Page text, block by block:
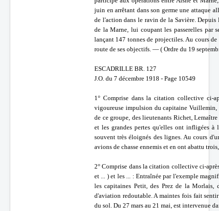
juin en arrêtant dans son germe une attaque
de l'action dans le ravin de la Savière.
de la Marne, lui coupant les passerelles par
lançant 147 tonnes de projectiles. Au cours
route de ses objectifs. — ( Ordre du 19
ESCADRILLE BR. 127
J.O. du 7 décembre 1918 - Page 10549
1° Comprise dans la citation collective ci-
vigoureuse impulsion du capitaine Vuillemin,
de ce groupe, des lieutenants Richet,
et les grandes pertes qu'elles ont infligées
souvent très éloignés des lignes. Au cours
avions de chasse ennemis et en ont abattu
2° Comprise dans la citation collective ci-
et ... ) et les ... : Entraînée par l'exemple
les capitaines Petit, des Prez de la Morlais,
d'aviation redoutable. A maintes fois fait
du sol. Du 27 mars au 21 mai, est intervenue